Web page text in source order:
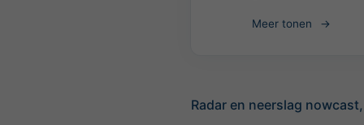
Meer tonen
Radar en neerslag